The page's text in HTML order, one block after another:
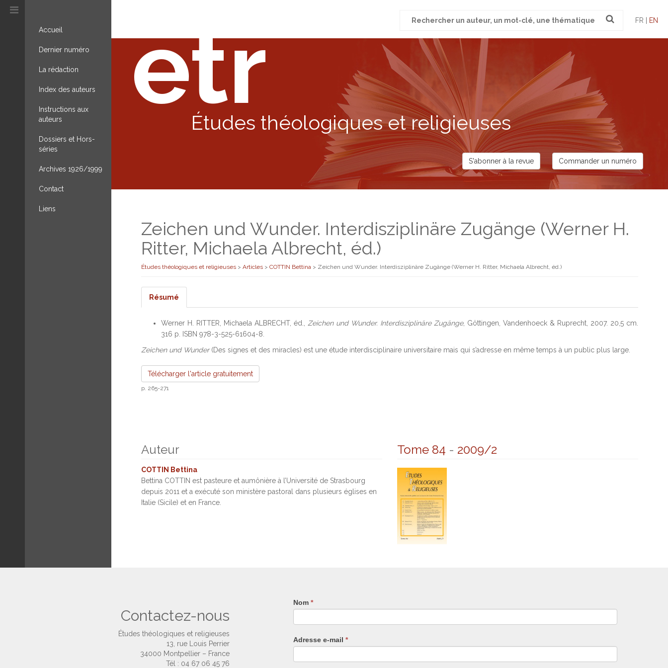
Accueil
Dernier numéro
La rédaction
Index des auteurs
Instructions aux
auteurs
Dossiers et Hors-
séries
Archives 1926/1999
Contact
Liens
pour
FR | EN
etr
Études théologiques et religieuses
S'abonner à la revue Commander un numéro
Zeichen und Wunder. Interdisziplinäre Zugänge (Werner H.
Ritter, Michaela Albrecht, éd.)
Études théologiques et religieuses > Articles > COTTIN Bettina > Zeichen und Wunder. Interdisziplinäre Zugänge (Werner H. Ritter, Michaela Albrecht, éd.)
Résumé
Werner H. RITTER, Michaela ALBRECHT, éd., Zeichen und Wunder. Interdisziplinäre Zugänge, Göttingen, Vandenhoeck & Ruprecht, 2007. 20,5 cm.
316 p. ISBN 978-3-525-61604-8.
Zeichen und Wunder(Des signes et des miracles) est une étude interdisciplinaire universitaire mais qui s’adresse en même temps à un public plus large.
Télécharger l'article gratuitement
p. 265-271
Auteur
COTTIN Bettina
Bettina COTTIN est pasteure et aumônière à l’Université de Strasbourg
depuis 2011 et a exécuté son ministère pastoral dans plusieurs églises en
Italie (Sicile) et en France.
Tome 84 - 2009/2
Contactez-nous
Études théologiques et religieuses
13, rue Louis Perrier
34000 Montpellier – France
Tél : 04 67 06 45 76
Nom *
Adresse e-mail *
Si
vous
êtes
humain,
remplissez